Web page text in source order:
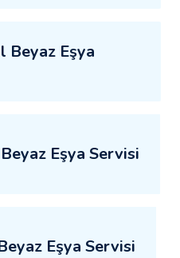
Beyaz Eşya
Eşya Servisi
Eşya Servisi